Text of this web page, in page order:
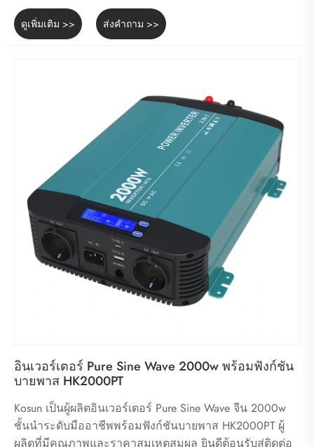
ดูเพิ่มเติม >> ส่งคำถาม >>
อินเวอร์เตอร์ Pure Sine Wave 2000w พร้อมฟังก์ชัน
บายพาส HK2000PT
Kosun เป็นผู้ผลิตอินเวอร์เตอร์ Pure Sine Wave จีน 2000w
ชั้นนำระดับมืออาชีพพร้อมฟังก์ชันบายพาส HK2000PT ผู้
ผลิตที่มีคุณภาพและราคาสมเหตุสมผล ยินดีต้อนรับสู่ติดต่อ